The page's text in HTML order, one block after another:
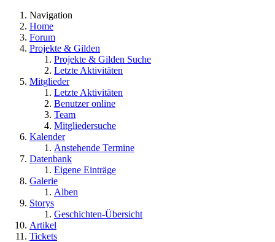
Navigation
Home
Forum
Projekte & Gilden
Projekte & Gilden Suche
Letzte Aktivitäten
Mitglieder
Letzte Aktivitäten
Benutzer online
Team
Mitgliedersuche
Kalender
Anstehende Termine
Datenbank
Eigene Einträge
Galerie
Alben
Storys
Geschichten-Übersicht
Artikel
Tickets